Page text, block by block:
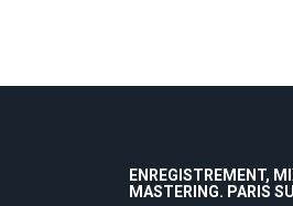
ENREGISTREMENT,
MASTERING. PARIS